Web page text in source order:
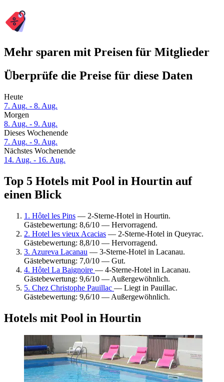
Mehr sparen mit Preisen für Mitglieder
Überprüfe die Preise für diese Daten
Heute
7. Aug. - 8. Aug.
Morgen
8. Aug. - 9. Aug.
Dieses Wochenende
7. Aug. - 9. Aug.
Nächstes Wochenende
14. Aug. - 16. Aug.
Top 5 Hotels mit Pool in Hourtin auf
einen Blick
1. Hôtel les Pins — 2-Sterne-Hotel in Hourtin.
Gästebewertung: 8,6/10 — Hervorragend.
2. Hotel les vieux Acacias — 2-Sterne-Hotel in Queyrac.
Gästebewertung: 8,8/10 — Hervorragend.
3. Azureva Lacanau — 3-Sterne-Hotel in Lacanau.
Gästebewertung: 7,0/10 — Gut.
4. Hôtel La Baignoire — 4-Sterne-Hotel in Lacanau.
Gästebewertung: 9,6/10 — Außergewöhnlich.
5. Chez Christophe Pauillac — Liegt in Pauillac.
Gästebewertung: 9,6/10 — Außergewöhnlich.
Hotels mit Pool in Hourtin